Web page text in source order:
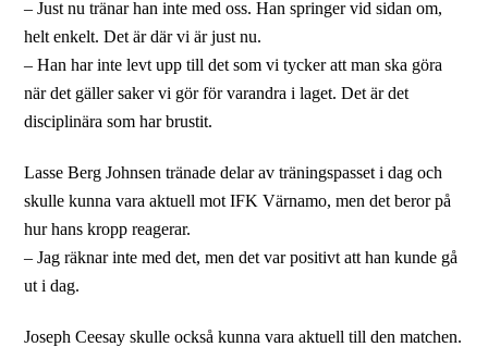
– Just nu tränar han inte med oss. Han springer vid sidan om,
helt enkelt. Det är där vi är just nu.
– Han har inte levt upp till det som vi tycker att man ska göra
när det gäller saker vi gör för varandra i laget. Det är det
disciplinära som har brustit.
Lasse Berg Johnsen tränade delar av träningspasset i dag och
skulle kunna vara aktuell mot IFK Värnamo, men det beror på
hur hans kropp reagerar.
– Jag räknar inte med det, men det var positivt att han kunde gå
ut i dag.
Joseph Ceesay skulle också kunna vara aktuell till den matchen.